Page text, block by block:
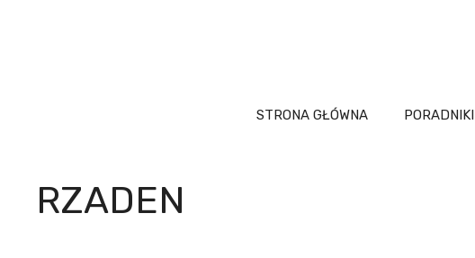
STRONA GŁÓWNA PORADNIKI
RZADEN